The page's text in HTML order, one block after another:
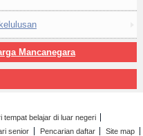
Mancanegara
tempat belajar di luar negeri
senior Pencarian daftar
Site map